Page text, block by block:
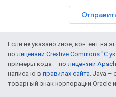
Если не указано иное, контент на
по лицензии Creative Commons "С
примеры кода – по лицензии
написано в правилах сайта. Java –
товарный знак корпорации Oracle